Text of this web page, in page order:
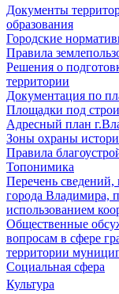
Документы
образования
Городские
Правила
Решения о
территории
Документация по
Площадки под
Адресный план
Зоны охраны
Правила
Топонимика
Перечень
города Владимира,
использованием
Общественные
вопросам в сфере
территории
Социальная сфера
Культура